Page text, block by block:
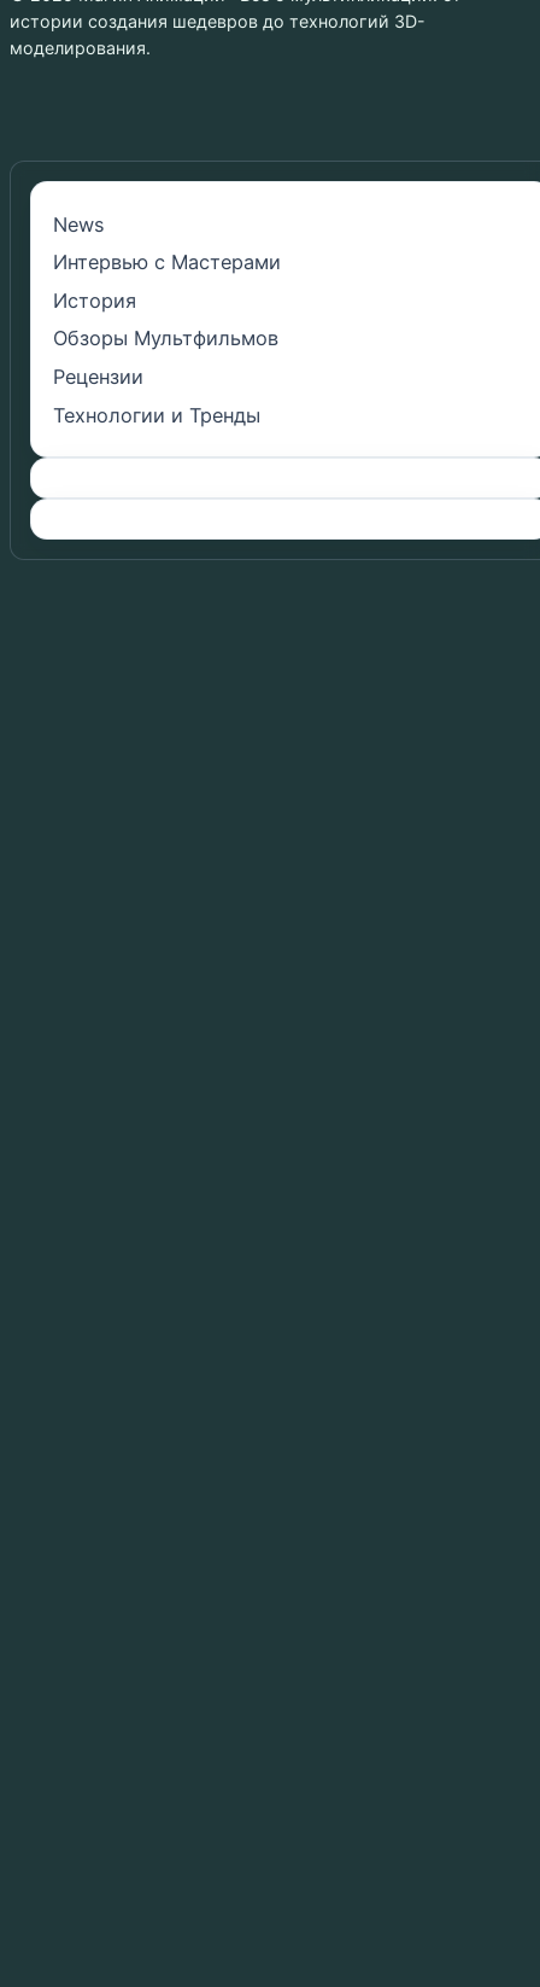
истории создания шедевров до технологий 3D-
моделирования.
News
Интервью с Мастерами
История
Обзоры Мультфильмов
Рецензии
Технологии и Тренды